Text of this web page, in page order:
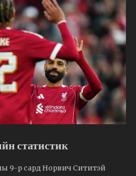
статистик
9-р сард Норвич Сититэй